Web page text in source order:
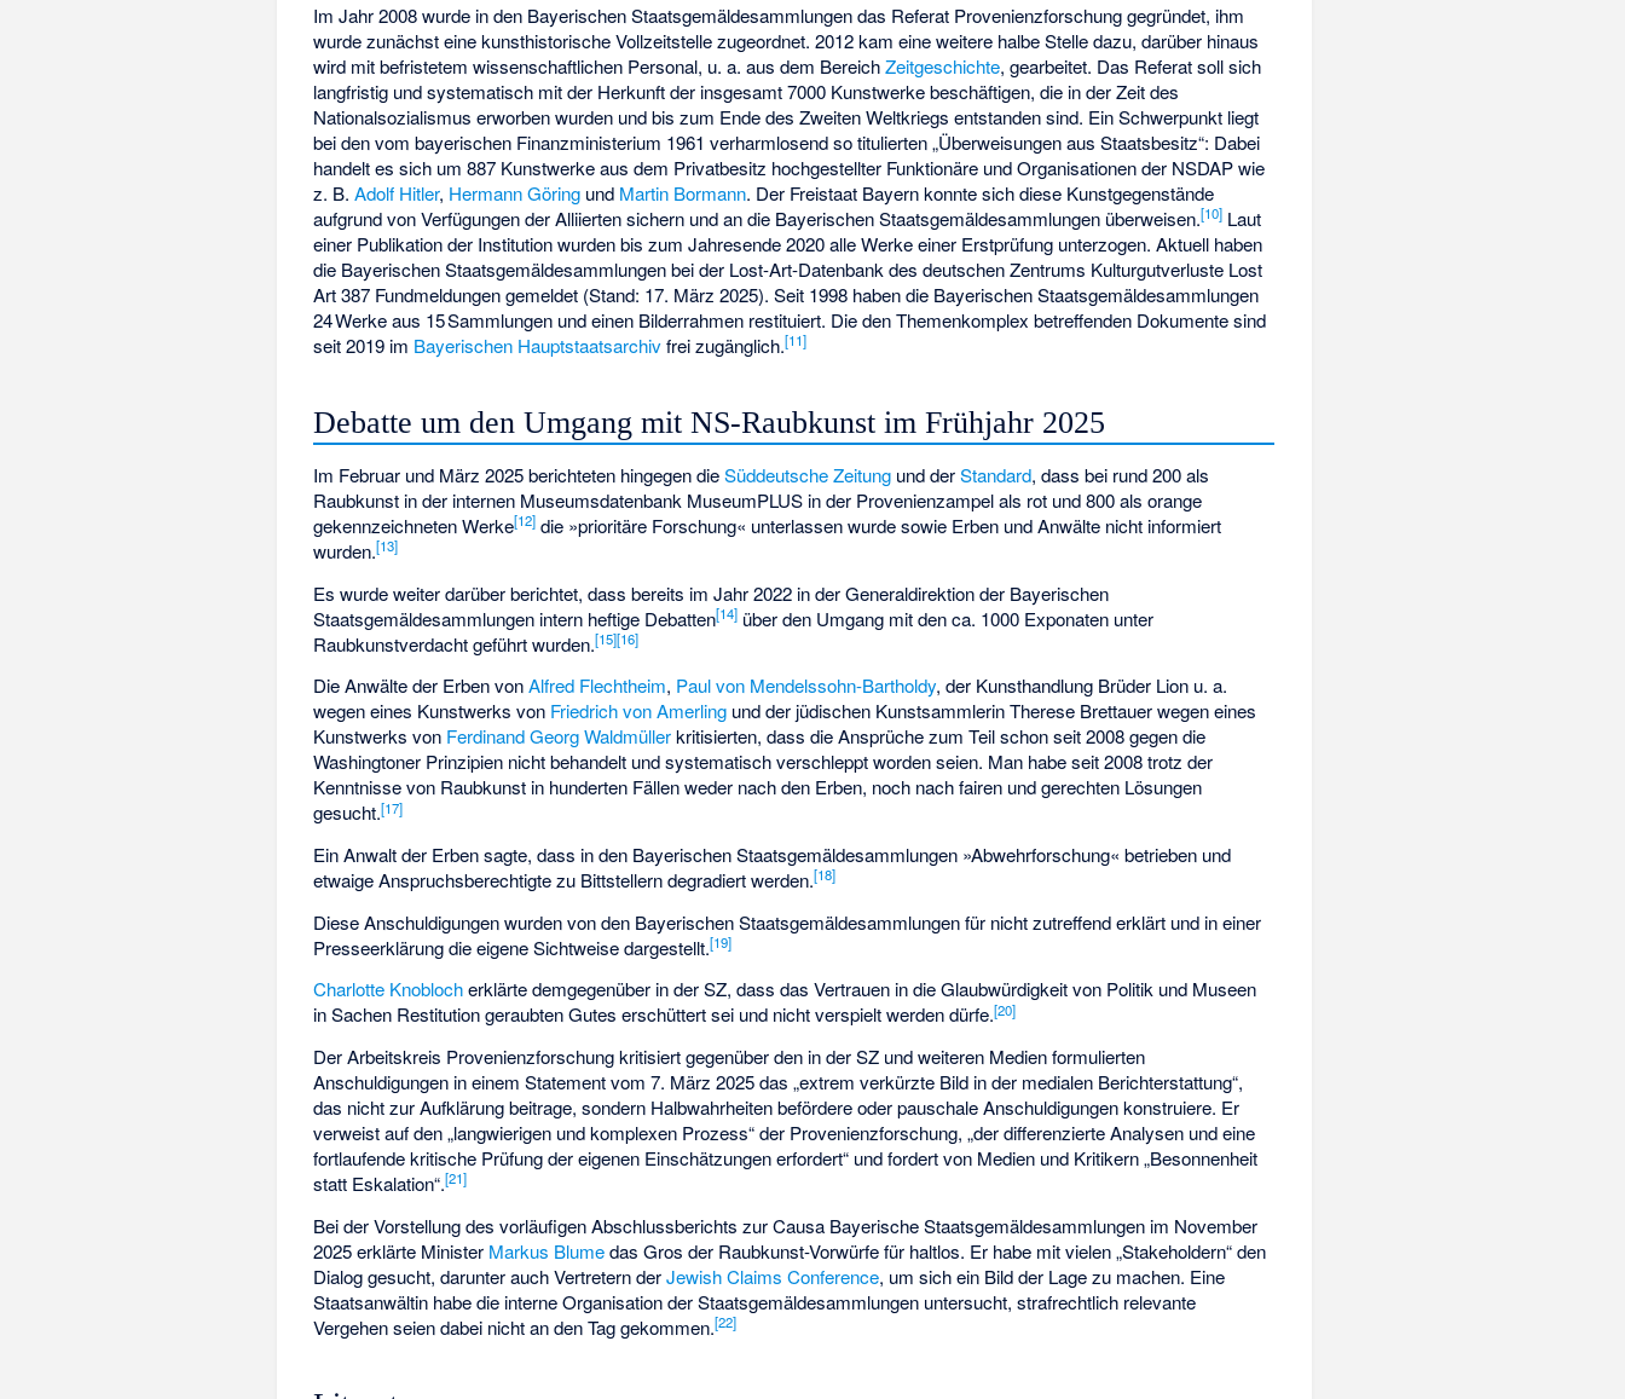
Im Jahr 2008 wurde in den Bayerischen Staatsgemäldesammlungen das Referat Provenienzforschung gegründet, ihm
wurde zunächst eine kunsthistorische Vollzeitstelle zugeordnet. 2012 kam eine weitere halbe Stelle dazu, darüber hinaus
wird mit befristetem wissenschaftlichen Personal, u. a. aus dem BereichZeitgeschichte, gearbeitet. Das Referat soll sich
langfristig und systematisch mit der Herkunft der insgesamt 7000 Kunstwerke beschäftigen, die in der Zeit des
Nationalsozialismus erworben wurden und bis zum Ende des Zweiten Weltkriegs entstanden sind. Ein Schwerpunkt liegt
bei den vom bayerischen Finanzministerium 1961 verharmlosend so titulierten „Überweisungen aus Staatsbesitz“: Dabei
handelt es sich um 887 Kunstwerke aus dem Privatbesitz hochgestellter Funktionäre und Organisationen der NSDAP wie
z. B.Adolf Hitler, Hermann Göring und Martin Bormann. Der Freistaat Bayern konnte sich diese Kunstgegenstände
aufgrund von Verfügungen der Alliierten sichern und an die Bayerischen Staatsgemäldesammlungen überweisen.[10] Laut
einer Publikation der Institution wurden bis zum Jahresende 2020 alle Werke einer Erstprüfung unterzogen. Aktuell haben
die Bayerischen Staatsgemäldesammlungen bei der Lost-Art-Datenbank des deutschen Zentrums Kulturgutverluste Lost
Art 387 Fundmeldungen gemeldet (Stand: 17. März 2025). Seit 1998 haben die Bayerischen Staatsgemäldesammlungen
24 Werke aus 15 Sammlungen und einen Bilderrahmen restituiert. Die den Themenkomplex betreffenden Dokumente sind
seit 2019 im Bayerischen Hauptstaatsarchivfrei zugänglich.[11]
Debatte um den Umgang mit NS-Raubkunst im Frühjahr 2025
Im Februar und März 2025 berichteten hingegen dieSüddeutsche Zeitung und derStandard, dass bei rund 200 als
Raubkunst in der internen Museumsdatenbank MuseumPLUS in der Provenienzampel als rot und 800 als orange
gekennzeichneten Werke[12] die »prioritäre Forschung« unterlassen wurde sowie Erben und Anwälte nicht informiert
wurden.[13]
Es wurde weiter darüber berichtet, dass bereits im Jahr 2022 in der Generaldirektion der Bayerischen
Staatsgemäldesammlungen intern heftige Debatten[14] über den Umgang mit den ca. 1000 Exponaten unter
Raubkunstverdacht geführt wurden.[15][16]
Die Anwälte der Erben vonAlfred Flechtheim, Paul von Mendelssohn-Bartholdy, der Kunsthandlung Brüder Lion u. a.
wegen eines Kunstwerks von Friedrich von Amerling und der jüdischen Kunstsammlerin Therese Brettauer wegen eines
Kunstwerks von Ferdinand Georg Waldmüllerkritisierten, dass die Ansprüche zum Teil schon seit 2008 gegen die
Washingtoner Prinzipien nicht behandelt und systematisch verschleppt worden seien. Man habe seit 2008 trotz der
Kenntnisse von Raubkunst in hunderten Fällen weder nach den Erben, noch nach fairen und gerechten Lösungen
gesucht.[17]
Ein Anwalt der Erben sagte, dass in den Bayerischen Staatsgemäldesammlungen »Abwehrforschung« betrieben und
etwaige Anspruchsberechtigte zu Bittstellern degradiert werden.[18]
Diese Anschuldigungen wurden von den Bayerischen Staatsgemäldesammlungen für nicht zutreffend erklärt und in einer
Presseerklärung die eigene Sichtweise dargestellt.[19]
Charlotte Knoblocherklärte demgegenüber in der SZ, dass das Vertrauen in die Glaubwürdigkeit von Politik und Museen
in Sachen Restitution geraubten Gutes erschüttert sei und nicht verspielt werden dürfe.[20]
Der Arbeitskreis Provenienzforschung kritisiert gegenüber den in der SZ und weiteren Medien formulierten
Anschuldigungen in einem Statement vom 7. März 2025 das „extrem verkürzte Bild in der medialen Berichterstattung“,
das nicht zur Aufklärung beitrage, sondern Halbwahrheiten befördere oder pauschale Anschuldigungen konstruiere. Er
verweist auf den „langwierigen und komplexen Prozess“ der Provenienzforschung, „der differenzierte Analysen und eine
fortlaufende kritische Prüfung der eigenen Einschätzungen erfordert“ und fordert von Medien und Kritikern „Besonnenheit
statt Eskalation“.[21]
Bei der Vorstellung des vorläufigen Abschlussberichts zur Causa Bayerische Staatsgemäldesammlungen im November
2025 erklärte Minister Markus Blumedas Gros der Raubkunst-Vorwürfe für haltlos. Er habe mit vielen „Stakeholdern“ den
Dialog gesucht, darunter auch Vertretern derJewish Claims Conference, um sich ein Bild der Lage zu machen. Eine
Staatsanwältin habe die interne Organisation der Staatsgemäldesammlungen untersucht, strafrechtlich relevante
Vergehen seien dabei nicht an den Tag gekommen.[22]